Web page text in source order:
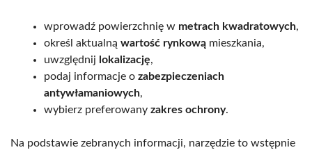
wprowadź powierzchnię w metrach kwadratowych,
określ aktualną wartość rynkową mieszkania,
uwzględnij lokalizację,
podaj informacje o zabezpieczeniach
antywłamaniowych,
wybierz preferowany zakres ochrony.
Na podstawie zebranych informacji, narzędzie to wstępnie